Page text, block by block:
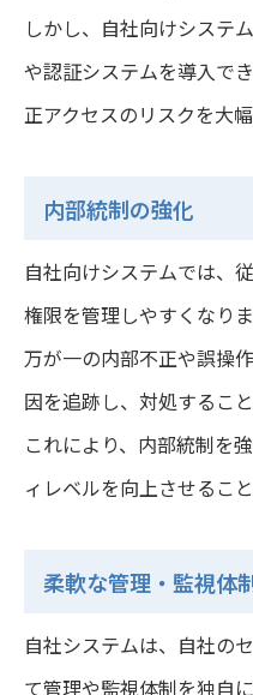
しかし、自社向けシステ
や認証システムを導入で
正アクセスのリスクを大幅
内部統制の強化
自社向けシステムでは、
権限を管理しやすくなりま
万が一の内部不正や誤操
因を追跡し、対処すること
これにより、内部統制を
ィレベルを向上させること
柔軟な管理・監視体
自社システムは、自社の
て管理や監視体制を独自